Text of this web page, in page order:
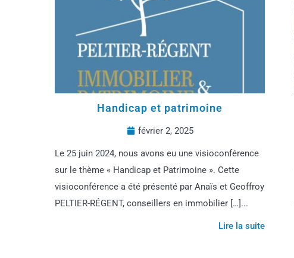
Handicap et patrimoine
février 2, 2025
Le 25 juin 2024, nous avons eu une visioconférence
sur le thème « Handicap et Patrimoine ». Cette
visioconférence a été présenté par Anaïs et Geoffroy
PELTIER-RÉGENT, conseillers en immobilier […]...
Lire la suite